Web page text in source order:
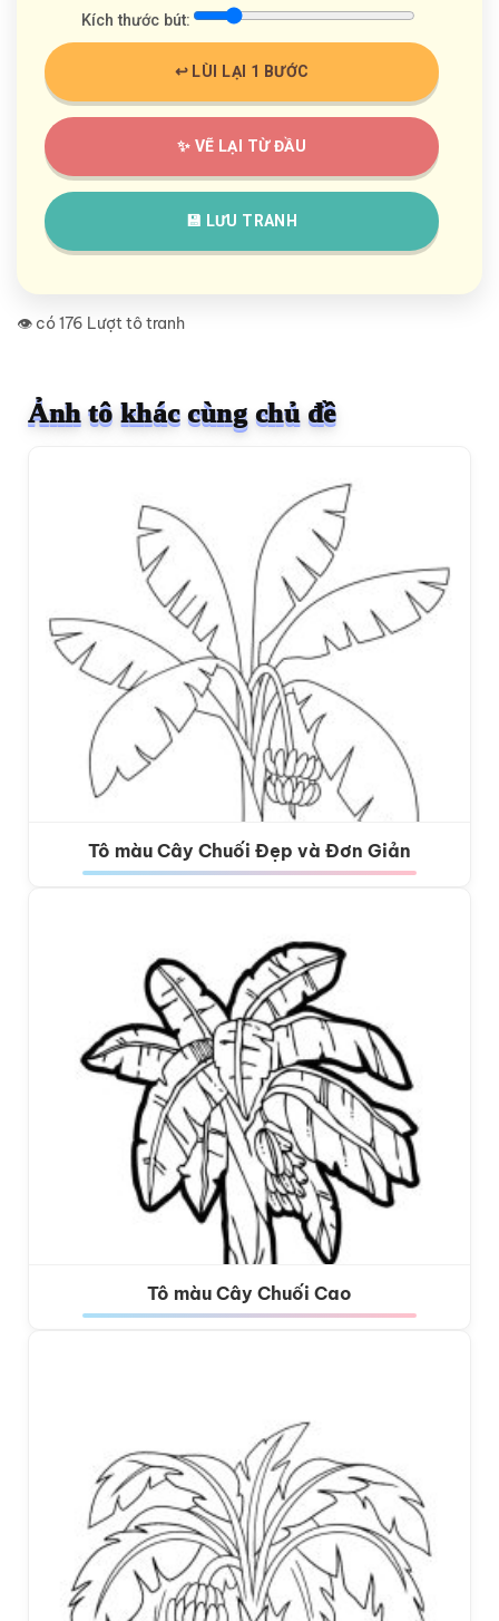
Kích thước bút:
↩️ LÙI LẠI 1 BƯỚC
✨ VẼ LẠI TỪ ĐẦU
💾 LƯU TRANH
👁️ có 176 Lượt tô tranh
Ảnh tô khác cùng chủ đề
Tô màu Cây Chuối Đẹp và Đơn Giản
Tô màu Cây Chuối Cao